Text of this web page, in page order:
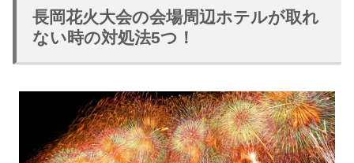
長岡花火大会の会場周辺ホテルが取れ
ない時の対処法5つ！